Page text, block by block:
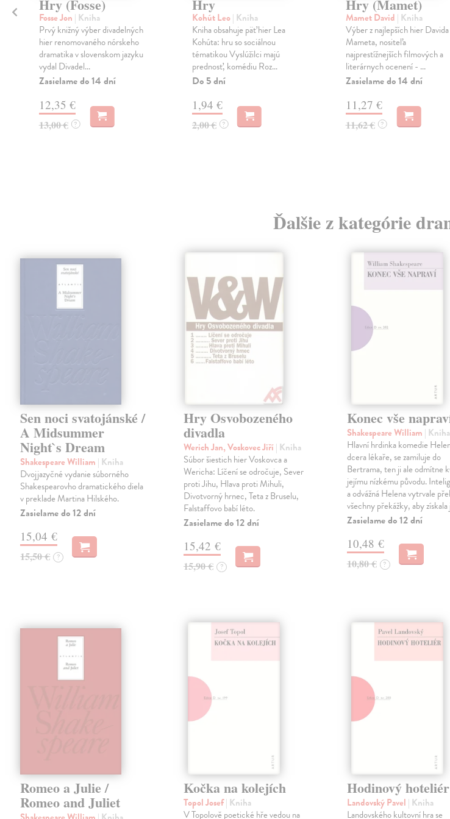
Hry (Fosse)
Fosse Jon | Kniha
Prvý knižný výber divadelných
hier renomovaného nórskeho
dramatika v slovenskom jazyku
vydal Divadel...
Zasielame do 14 dní
12,35 €
13,00 € ?
Hry
Kohút Leo| Kniha
Kniha obsahuje päť hier Lea
Kohúta: hru so sociálnou
tématikou Vyslúžilci majú
prednosť, komédiu Roz...
Do 5 dní
1,94 €
2,00 € ?
Hry (Mamet)
Mamet David | Kniha
Výber z najlepších hier Davida
Mameta, nositeľa
najprestížnejších filmových a
literárnych ocenení - ...
Zasielame do 14 dní
11,27 €
11,62 € ?
Ďalšie z kategórie
Sen noci svatojánské /
A Midsummer
Night`s Dream
Shakespeare William | Kniha
Dvojjazyčné vydanie súborného
Shakespearovho dramatického diela
v preklade Martina Hilského.
Zasielame do 12 dní
15,04 €
15,50 € ?
Hry Osvobozeného
divadla
Werich Jan, Voskovec Jiří | Kniha
Súbor šiestich hier Voskovca a
Wericha: Líčení se odročuje, Sever
proti Jihu, Hlava proti Mihuli,
Divotvorný hrnec, Teta z Bruselu,
Falstaffovo babí léto.
Zasielame do 12 dní
15,42 €
15,90 € ?
Konec vše
Shakespeare William | Kniha
Hlavní hrdinka komedie
dcera lékaře, se zamiluje do
Bertrama, ten ji ale odmítne
jejímu nízkému původu.
a odvážná Helena vytrvale
všechny překážky, aby
Zasielame do 12 dní
10,48 €
10,80 € ?
Romeo a Julie /
Romeo and Juliet
Kočka na kolejích
Topol Josef| Kniha
V Topolově poetické hře vedou na
Hodinový hoteliér
Landovský Pavel | Kniha
Landovského kultovní hra se